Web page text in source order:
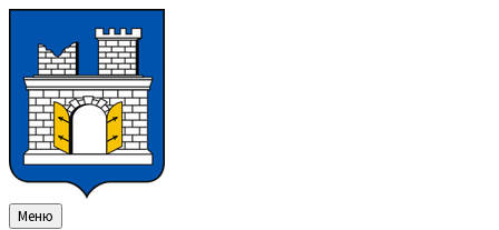
змісту
ліву
бічну
панель
праву
бічну
панель
нижнього
колонтитула
Меню